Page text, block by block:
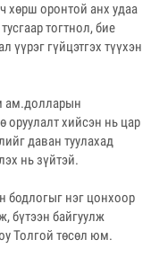
хөрш оронтой анх удаа
тогтнол, бие
үүрэг гүйцэтгэх түүхэн
ам.долларын
оруулалт хийсэн нь цар
даван туулахад
нь зүйтэй.
бодлогыг нэг цонхоор
бүтээн байгуулж
Толгой төсөл юм.